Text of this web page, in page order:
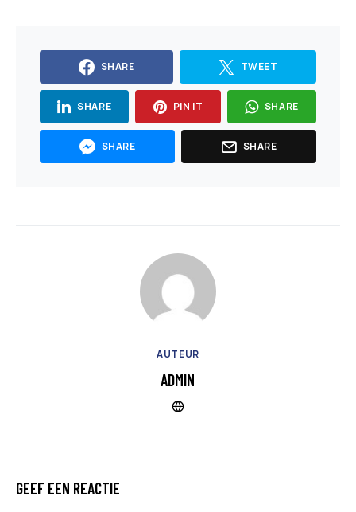
SHARE TWEET
SHARE PIN IT SHARE
SHARE SHARE
AUTEUR
ADMIN
GEEF EEN REACTIE